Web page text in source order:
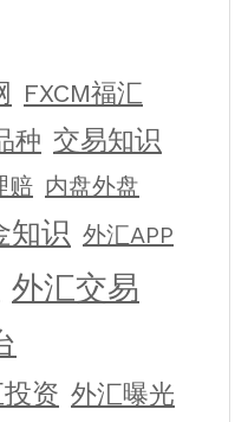
FXCM福汇
种 交易知识
赔 内盘外盘
知识 外汇APP
外汇交易
资 外汇曝光